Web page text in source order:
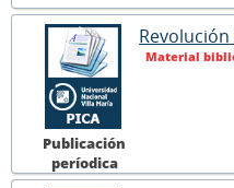
Publicación
períodica
Material